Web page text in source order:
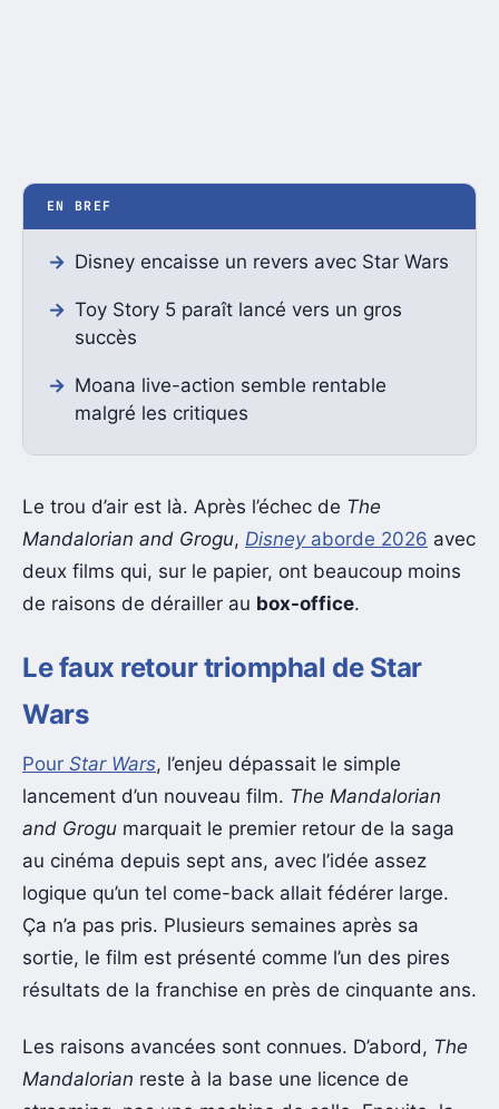
EN BREF
Disney encaisse un revers avec Star Wars
Toy Story 5 paraît lancé vers un gros
succès
Moana live-action semble rentable
malgré les critiques
Le trou d’air est là. Après l’échec de The
Mandalorian and Grogu, Disneyaborde 2026 avec
deux films qui, sur le papier, ont beaucoup moins
de raisons de dérailler au box-office.
Le faux retour triomphal de Star
Wars
Pour Star Wars, l’enjeu dépassait le simple
lancement d’un nouveau film. The Mandalorian
and Grogu marquait le premier retour de la saga
au cinéma depuis sept ans, avec l’idée assez
logique qu’un tel come-back allait fédérer large.
Ça n’a pas pris. Plusieurs semaines après sa
sortie, le film est présenté comme l’un des pires
résultats de la franchise en près de cinquante ans.
Les raisons avancées sont connues. D’abord, The
Mandalorian reste à la base une licence de